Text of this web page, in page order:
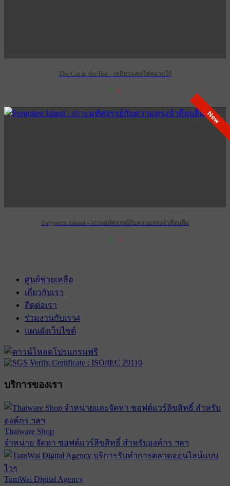
The Cat in the Hat - เหมียวแคทใส่หมวกโก้
8 0
New
Forgotten Island - เกาะมหัศจรรย์กับความทรงจำที่ลบลืม
12 0
ศูนย์ช่วยเหลือ
เกี่ยวกับเรา
ติดต่อเรา
ร่วมงานกับเรา4
แผนผังเว็บไซต์
บริการของเรา
Thaiware Shop
จำหน่าย จัดหา ซอฟต์แวร์ลิขสิทธิ์ สำหรับองค์กร ฯลฯ
TumWai Digital Agency